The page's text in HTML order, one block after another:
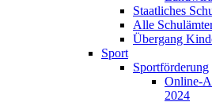
Staatliches
Alle
Übergang
Sport
Sportförderung
Online-
2024